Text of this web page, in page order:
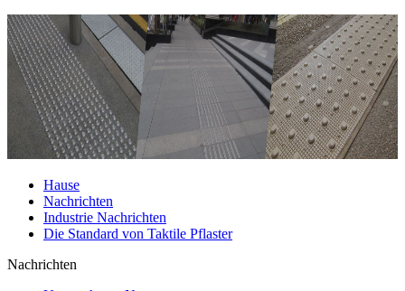
Hause
Nachrichten
Industrie Nachrichten
Die Standard von Taktile Pflaster
Nachrichten